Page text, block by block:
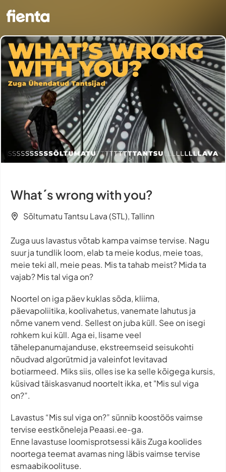
What´s wrong with you?
Sõltumatu Tantsu Lava (STL), Tallinn
Zuga uus lavastus võtab kampa vaimse tervise. Nagu
suur ja tundlik loom, elab ta meie kodus, meie toas,
meie teki all, meie peas. Mis ta tahab meist? Mida ta
vajab? Mis tal viga on?
Noortel on iga päev kuklas sõda, kliima,
päevapoliitika, koolivahetus, vanemate lahutus ja
nõme vanem vend. Sellest on juba küll. See on isegi
rohkem kui küll. Aga ei, lisame veel
tähelepanumajanduse, ekstreemseid seisukohti
nõudvad algorütmid ja valeinfot levitavad
botiarmeed. Miks siis, olles ise ka selle kõigega kursis,
küsivad täiskasvanud noortelt ikka, et "Mis sul viga
on?”.
Lavastus “Mis sul viga on?” sünnib koostöös vaimse
tervise eestkõneleja Peaasi.ee-ga.
Enne lavastuse loomisprotsessi käis Zuga koolides
noortega teemat avamas ning läbis vaimse tervise
esmaabikoolituse.